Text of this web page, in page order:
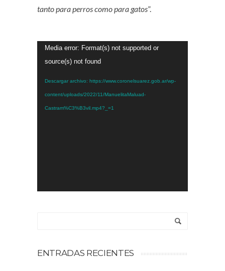
tanto para perros como para gatos”.
Reproductor
de
Media error: Format(s) not supported or
source(s) not found
Descargar archivo: https://www.coronelsuarez.gob.ar/wp-
content/uploads/2022/11/ManuelitaMaluad-
Castram%C3%B3vil.mp4?_=1
ENTRADAS RECIENTES